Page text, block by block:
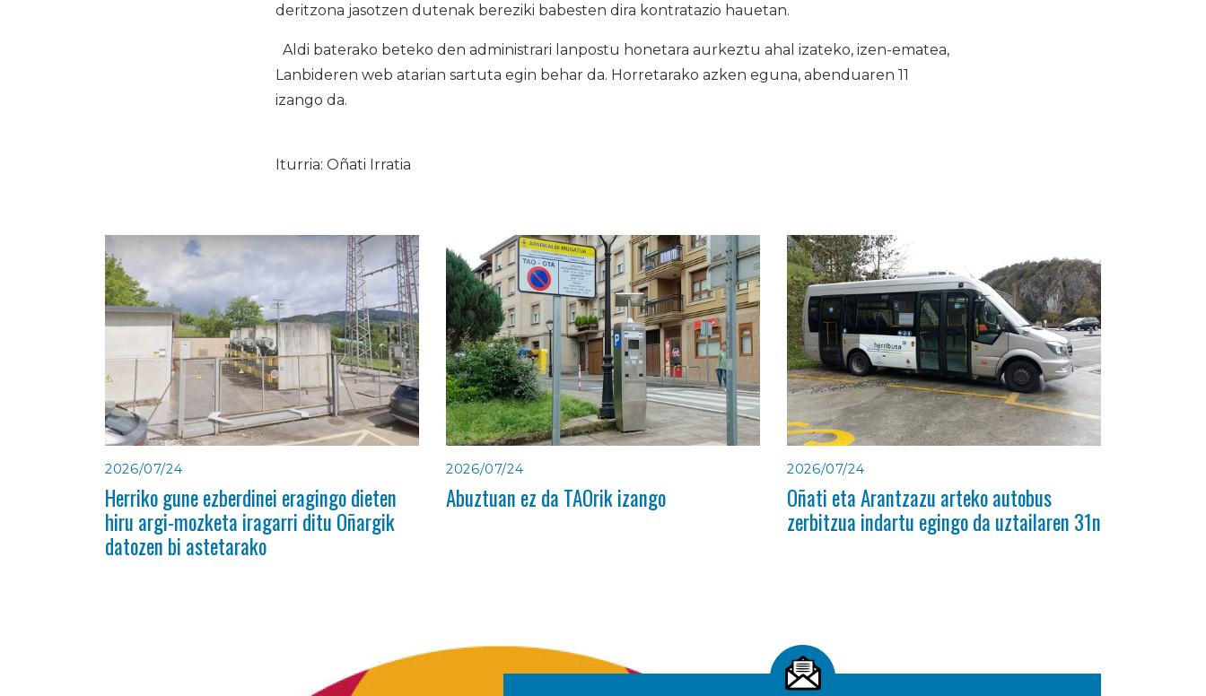
deritzona jasotzen dutenak bereziki babesten dira kontratazio hauetan.
Aldi baterako beteko den administrari lanpostu honetara aurkeztu ahal izateko, izen-ematea,
Lanbideren web atarian sartuta egin behar da. Horretarako azken eguna, abenduaren 11
izango da.
Iturria: Oñati Irratia
2026/07/24
Herriko gune ezberdinei eragingo dieten
hiru argi-mozketa iragarri ditu Oñargik
datozen bi astetarako
2026/07/24
Abuztuan ez da TAOrik izango
2026/07/24
Oñati eta Arantzazu arteko autobus
zerbitzua indartu egingo da uztailaren 31n